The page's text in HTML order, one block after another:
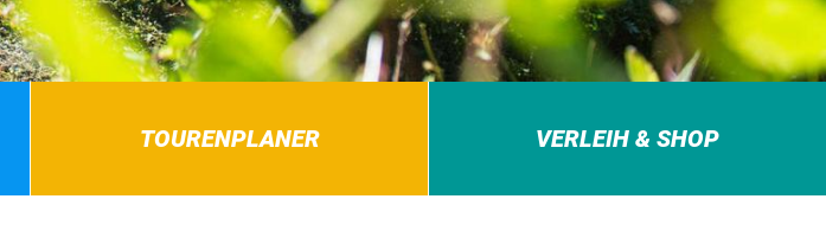
TOURENPLANER VERLEIH & SHOP